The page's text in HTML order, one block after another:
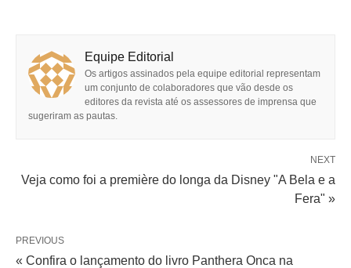
Equipe Editorial
Os artigos assinados pela equipe editorial representam
um conjunto de colaboradores que vão desde os
editores da revista até os assessores de imprensa que
sugeriram as pautas.
NEXT
Veja como foi a première do longa da Disney "A Bela e a
Fera" »
PREVIOUS
« Confira o lançamento do livro Panthera Onca na